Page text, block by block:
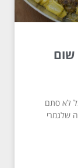
שום
לא סתם
שלגמרי